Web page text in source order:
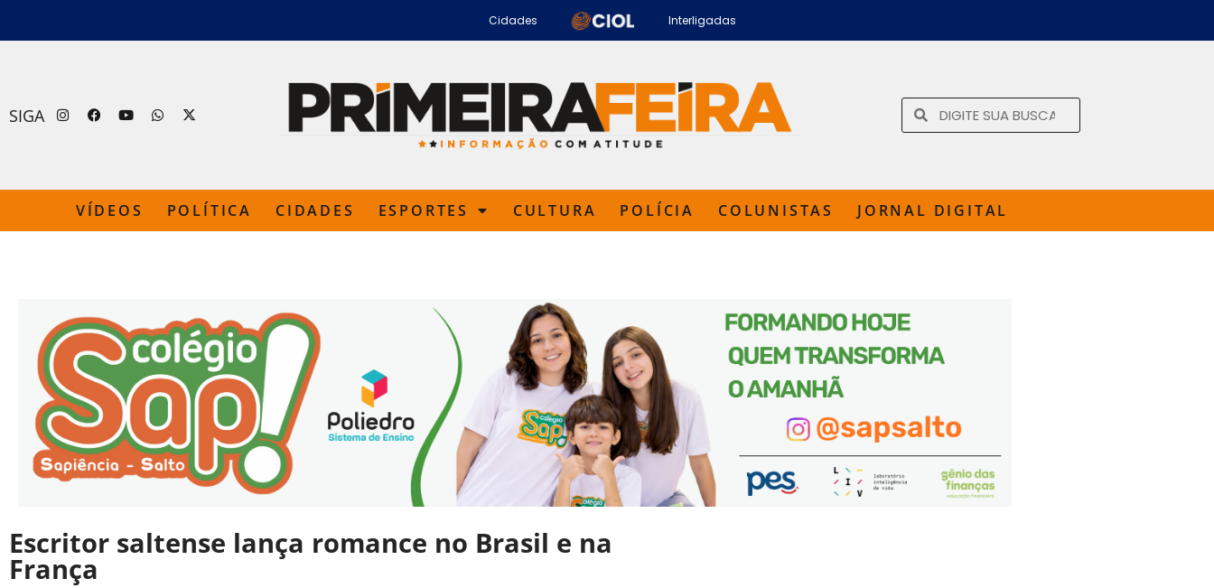
Cidades Interligadas
SIGA
VÍDEOS POLÍTICA CIDADES ESPORTES CULTURA POLÍCIA COLUNISTAS JORNAL DIGITAL
Escritor saltense lança romance no Brasil e na
França